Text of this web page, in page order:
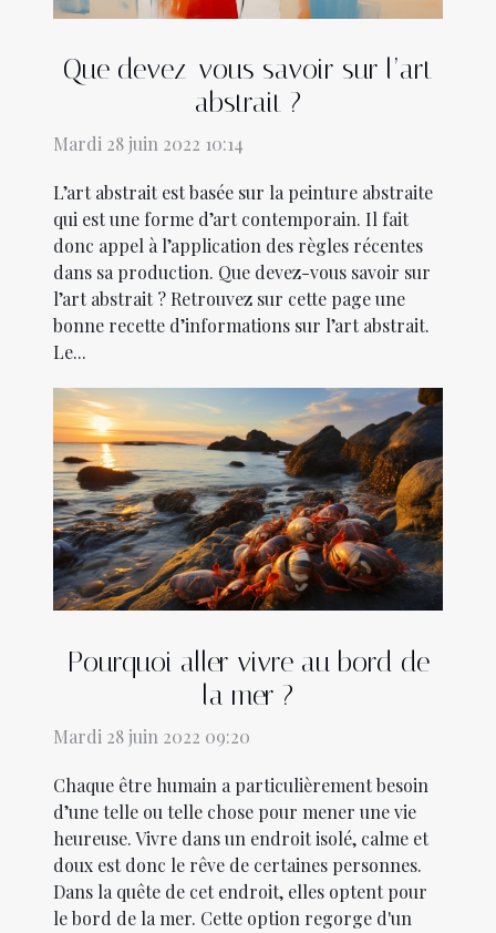
Que devez-vous savoir sur l’art
abstrait ?
Mardi 28 juin 2022 10:14
L’art abstrait est basée sur la peinture abstraite
qui est une forme d’art contemporain. Il fait
donc appel à l’application des règles récentes
dans sa production. Que devez-vous savoir sur
l’art abstrait ? Retrouvez sur cette page une
bonne recette d’informations sur l’art abstrait.
Le...
Pourquoi aller vivre au bord de
la mer ?
Mardi 28 juin 2022 09:20
Chaque être humain a particulièrement besoin
d’une telle ou telle chose pour mener une vie
heureuse. Vivre dans un endroit isolé, calme et
doux est donc le rêve de certaines personnes.
Dans la quête de cet endroit, elles optent pour
le bord de la mer. Cette option regorge d'un